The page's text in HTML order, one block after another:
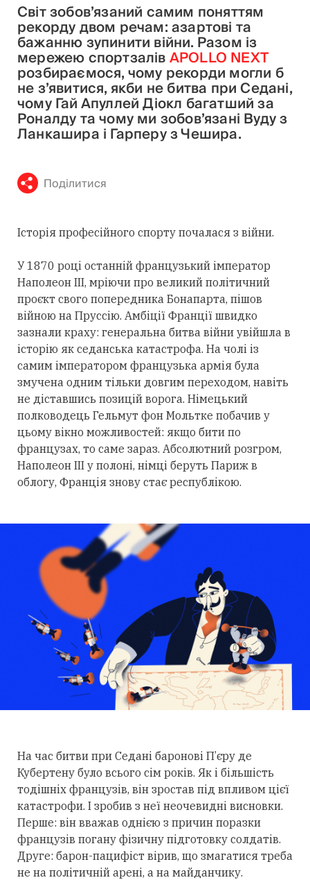
Світ зобов’язаний самим поняттям
рекорду двом речам: азартові та
бажанню зупинити війни. Разом із
мережею спортзалівAPOLLO NEXT
розбираємося, чому рекорди могли б
не з’явитися, якби не битва при Седані,
чому Гай Апуллей Діокл багатший за
Роналду та чому ми зобов’язані Вуду з
Ланкашира і Гарперу з Чешира.
Поділитися
Історія професійного спорту почалася з війни.
У 1870 році останній французький імператор
Наполеон III, мріючи про великий політичний
проєкт свого попередника Бонапарта, пішов
війною на Пруссію. Амбіції Франції швидко
зазнали краху: генеральна битва війни увійшла в
історію як седанська катастрофа. На чолі із
самим імператором французька армія була
змучена одним тільки довгим переходом, навіть
не діставшись позицій ворога. Німецький
полководець Гельмут фон Мольтке побачив у
цьому вікно можливостей: якщо бити по
французах, то саме зараз. Абсолютний розгром,
Наполеон III у полоні, німці беруть Париж в
облогу, Франція знову стає республікою.
На час битви при Седані баронові П’єру де
Кубертену було всього сім років. Як і більшість
тодішніх французів, він зростав під впливом цієї
катастрофи. І зробив з неї неочевидні висновки.
Перше: він вважав однією з причин поразки
французів погану фізичну підготовку солдатів.
Друге: барон-пацифіст вірив, що змагатися треба
не на політичній арені, а на майданчику.